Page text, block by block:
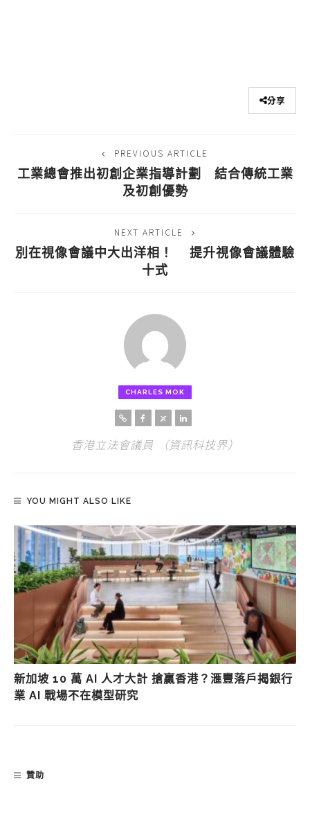
分享
PREVIOUS ARTICLE
工業總會推出初創企業指導計劃 結合傳統工業
及初創優勢
NEXT ARTICLE
別在視像會議中大出洋相！ 提升視像會議體驗
十式
CHARLES MOK
香港立法會議員 （資訊科技界）
YOU MIGHT ALSO LIKE
新加坡 10 萬 AI 人才大計 搶贏香港？滙豐落戶揭銀行
業 AI 戰場不在模型研究
贊助